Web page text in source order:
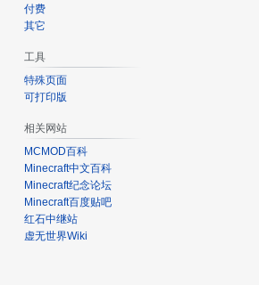
付费
其它
工具
特殊页面
可打印版
相关网站
MCMOD百科
Minecraft中文百科
Minecraft纪念论坛
Minecraft百度贴吧
红石中继站
虚无世界Wiki